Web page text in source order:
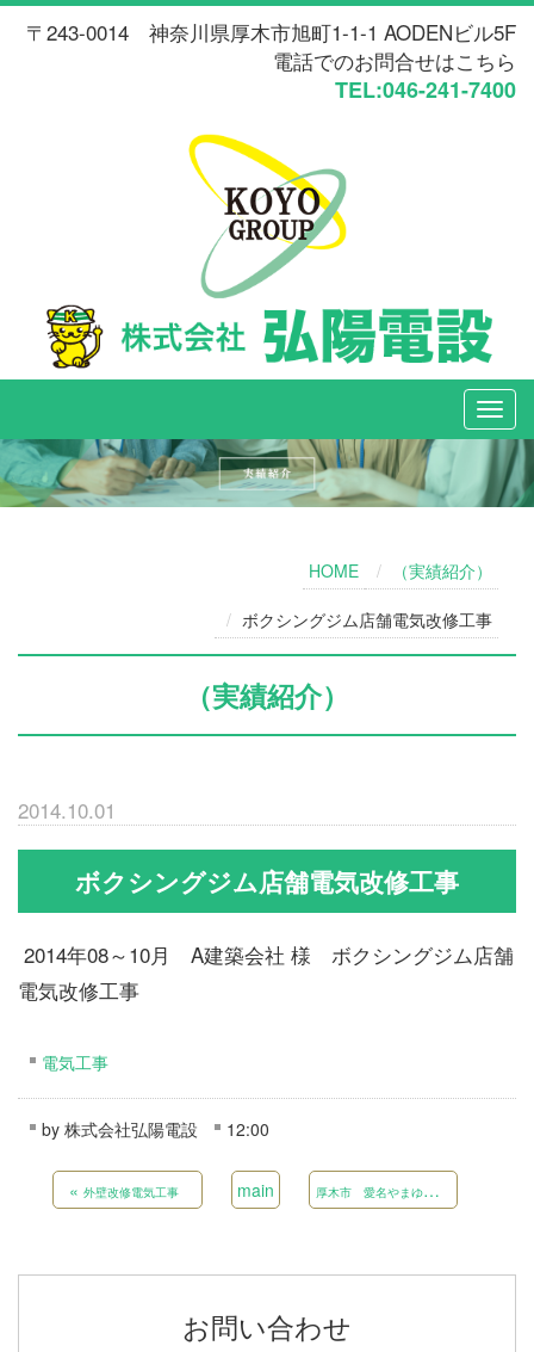
〒243-0014 神奈川県厚木市旭町1-1-1 AODENビル5F
電話でのお問合せはこちら
TEL:046-241-7400
HOME （実績紹介）
ボクシングジム店舗電気改修工事
（実績紹介）
2014.10.01
ボクシングジム店舗電気改修工事
2014年08～10月 A建築会社 様 ボクシングジム店舗
電気改修工事
電気工事
by 株式会社弘陽電設 12:00
«外壁改修電気工事 main 厚
木市 愛名やまゆり園PAS及び高圧引込ケーブル更新工事
お問い合わせ